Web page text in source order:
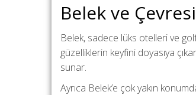
Belek ve
Belek, sadece lüks otelleri ve
güzelliklerin keyfini doyasıya
sunar.
Ayrıca Belek’e çok yakın